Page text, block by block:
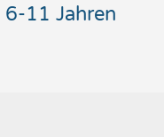
11 Jahren